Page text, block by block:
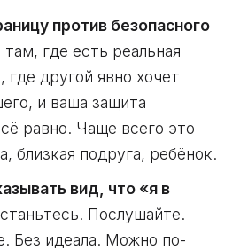
против безопасного
там, где есть реальная
где другой явно хочет
и ваша защита
равно. Чаще всего это
близкая подруга, ребёнок.
вид, что «я в
Послушайте.
Без идеала. Можно по-